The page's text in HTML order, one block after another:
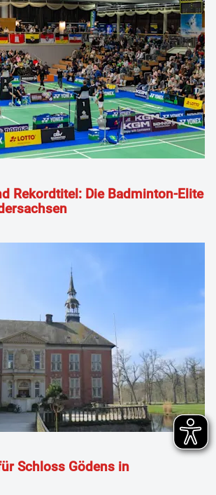
Rekordtitel: Die Badminton-Elite
Schloss Gödens in